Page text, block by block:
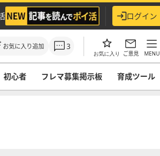
ログイン
お気に入り追加 3
お気に入り ご意見 MENU
初心者 フレマ募集掲示板 育成ツール